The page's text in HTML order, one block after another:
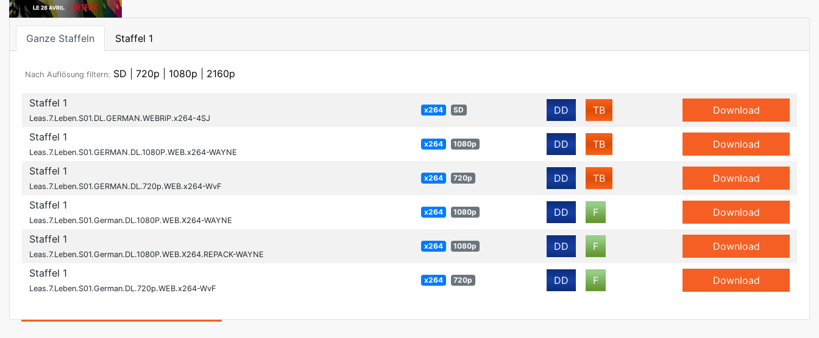
Ganze Staffeln Staffel 1
Nach Auflösung filtern: SD 720p 1080p 2160p
Staffel 1
Leas.7.Leben.S01.DL.GERMAN.WEBRiP.x264-4SJ
x264 SD DD TB Download
Staffel 1
Leas.7.Leben.S01.GERMAN.DL.1080P.WEB.x264-WAYNE
x264 1080p DD TB Download
Staffel 1
Leas.7.Leben.S01.GERMAN.DL.720p.WEB.x264-WvF
x264 720p DD TB Download
Staffel 1
Leas.7.Leben.S01.German.DL.1080P.WEB.X264-WAYNE
x264 1080p DD F Download
Staffel 1
Leas.7.Leben.S01.German.DL.1080P.WEB.X264.REPACK-WAYNE
x264 1080p DD F Download
Staffel 1
Leas.7.Leben.S01.German.DL.720p.WEB.x264-WvF
x264 720p DD F Download